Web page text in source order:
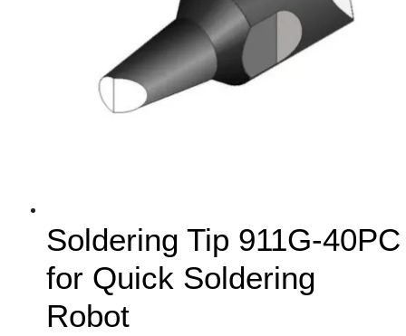
Soldering Tip 911G-40PC
for Quick Soldering
Robot